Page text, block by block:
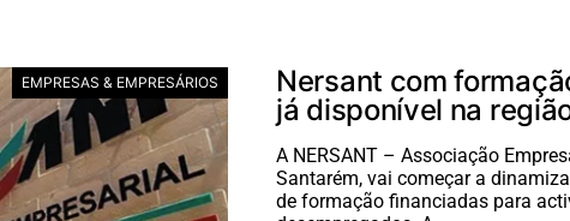
EMPRESAS & EMPRESÁRIOS
Nersant com
já disponível na
A NERSANT – Associação
Santarém, vai começar a
de formação financiadas para